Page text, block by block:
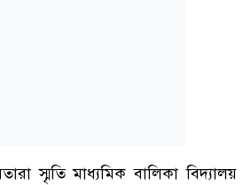
স্মৃতি মাধ্যমিক বালিকা বিদ্যালয়